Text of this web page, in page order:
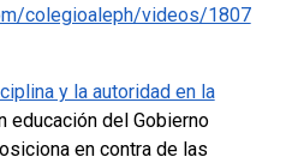
colegioaleph/videos/1807
y la autoridad en la
educación del Gobierno
en contra de las